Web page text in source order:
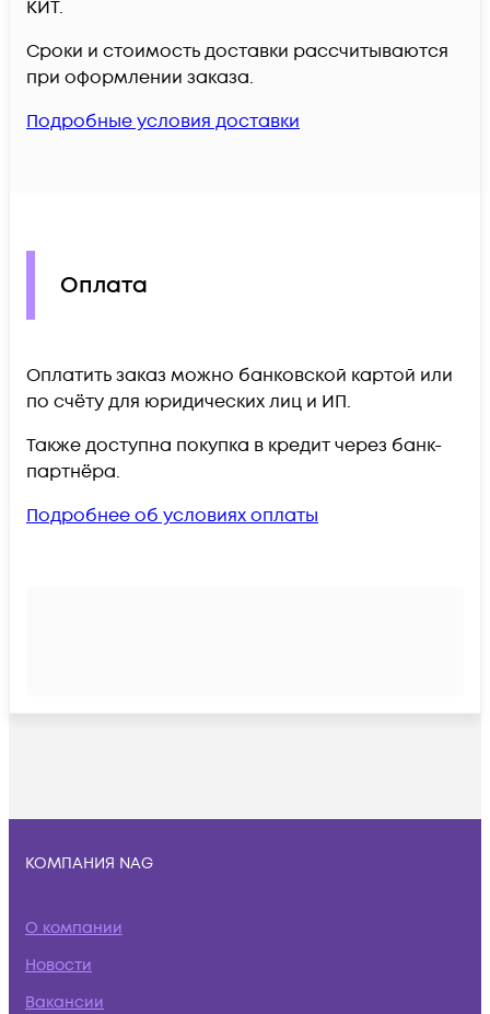
КИТ.
Сроки и стоимость доставки рассчитываются
при оформлении заказа.
Подробные условия доставки
Оплата
Оплатить заказ можно банковской картой или
по счёту для юридических лиц и ИП.
Также доступна покупка в кредит через банк-
партнёра.
Подробнее об условиях оплаты
КОМПАНИЯ NAG
О компании
Новости
Вакансии